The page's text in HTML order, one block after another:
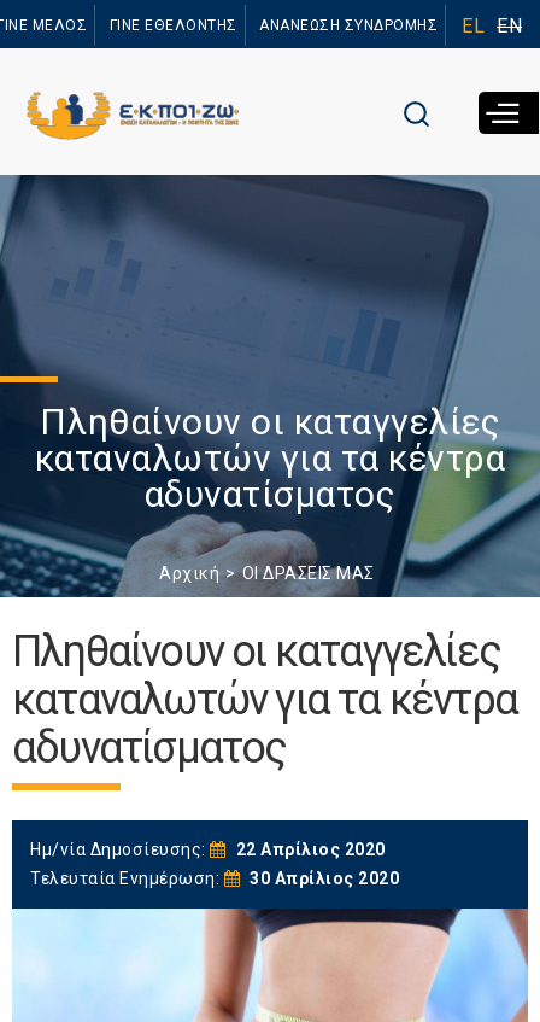
προς το
ΜΕΛΟΣ ΓΙΝΕ ΕΘΕΛΟΝΤΗΣ ΑΝΑΝΕΩΣΗ ΣΥΝΔΡΟΜΗΣ EL EN
Πληθαίνουν οι καταγγελίες
καταναλωτών για τα κέντρα
αδυνατίσματος
Αρχική ΟΙ ΔΡΑΣΕΙΣ ΜΑΣ
Πληθαίνουν οι καταγγελίες
καταναλωτών για τα κέντρα
αδυνατίσματος
Ημ/νία Δημοσίευσης:
22 Απρίλιος 2020
Τελευταία Ενημέρωση:
30 Απρίλιος 2020